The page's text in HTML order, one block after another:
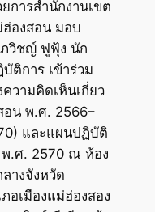
การสำนักงานเขต
องสอน มอบ
วิชญ์ ฟูฟุ้ง นัก
ติการ เข้าร่วม
วามคิดเห็นเกี่ยว
น พ.ศ. 2566–
และแผนปฏิบัติ
.ศ. 2570 ณ ห้อง
างจังหวัด
อเมืองแม่ฮ่องสอง